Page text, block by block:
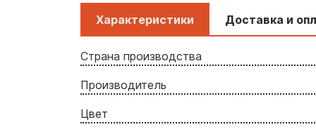
Характеристики Доставка и
Страна производства
Производитель
Цвет